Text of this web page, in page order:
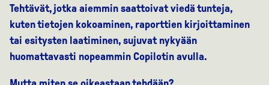
Tehtävät, jotka aiemmin saattoivat viedä tunteja,
kuten tietojen kokoaminen, raporttien kirjoittaminen
tai esitysten laatiminen, sujuvat nykyään
huomattavasti nopeammin Copilotin avulla.